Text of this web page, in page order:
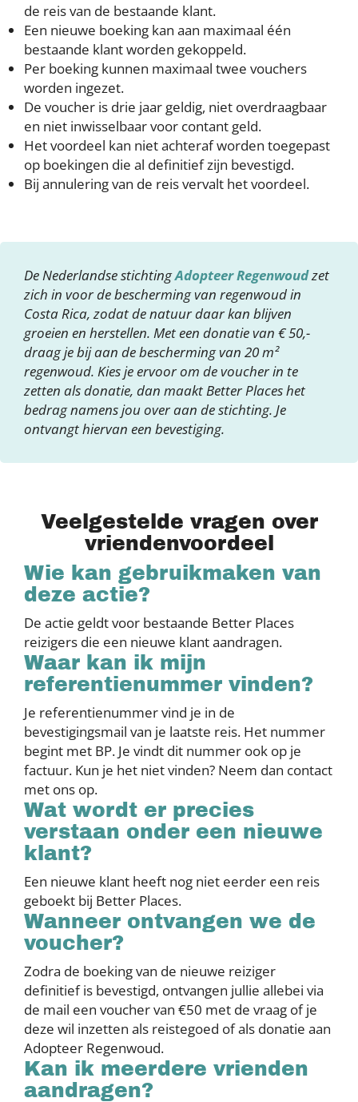
de reis van de bestaande klant.
Een nieuwe boeking kan aan maximaal één
bestaande klant worden gekoppeld.
Per boeking kunnen maximaal twee vouchers
worden ingezet.
De voucher is drie jaar geldig, niet overdraagbaar
en niet inwisselbaar voor contant geld.
Het voordeel kan niet achteraf worden toegepast
op boekingen die al definitief zijn bevestigd.
Bij annulering van de reis vervalt het voordeel.
De Nederlandse stichtingAdopteer Regenwoudzet
zich in voor de bescherming van regenwoud in
Costa Rica, zodat de natuur daar kan blijven
groeien en herstellen. Met een donatie van € 50,-
draag je bij aan de bescherming van 20 m²
regenwoud. Kies je ervoor om de voucher in te
zetten als donatie, dan maakt Better Places het
bedrag namens jou over aan de stichting. Je
ontvangt hiervan een bevestiging.
Veelgestelde vragen over
vriendenvoordeel
Wie kan gebruikmaken van
deze actie?
De actie geldt voor bestaande Better Places
reizigers die een nieuwe klant aandragen.
Waar kan ik mijn
referentienummer vinden?
Je referentienummer vind je in de
bevestigingsmail van je laatste reis. Het nummer
begint met BP. Je vindt dit nummer ook op je
factuur. Kun je het niet vinden? Neem dan contact
met ons op.
Wat wordt er precies
verstaan onder een nieuwe
klant?
Een nieuwe klant heeft nog niet eerder een reis
geboekt bij Better Places.
Wanneer ontvangen we de
voucher?
Zodra de boeking van de nieuwe reiziger
definitief is bevestigd, ontvangen jullie allebei via
de mail een voucher van €50 met de vraag of je
deze wil inzetten als reistegoed of als donatie aan
Adopteer Regenwoud.
Kan ik meerdere vrienden
aandragen?